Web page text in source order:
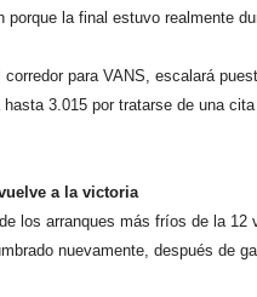
porque la final estuvo realmente
para VANS, escalará
3.015 por tratarse de una
a la victoria
los arranques más fríos de la
nuevamente, después de